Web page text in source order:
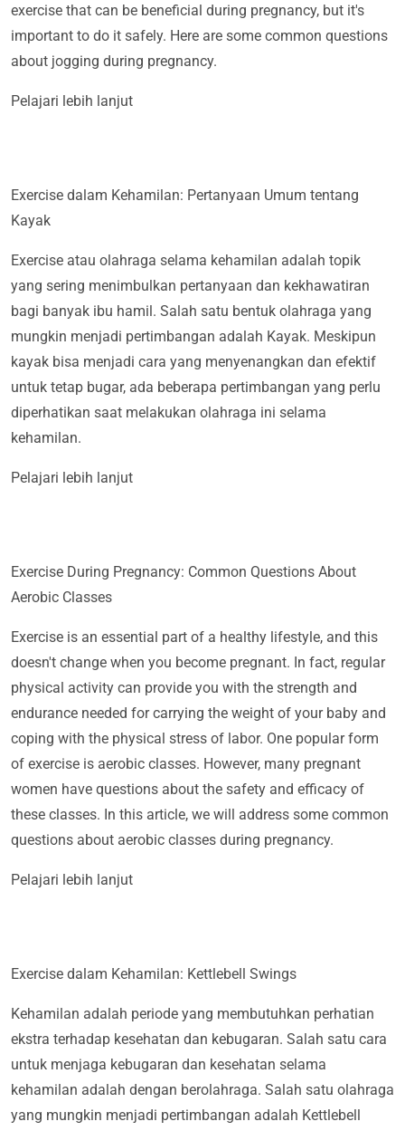
exercise that can be beneficial during pregnancy, but it's
important to do it safely. Here are some common questions
about jogging during pregnancy.
Pelajari lebih lanjut
Exercise dalam Kehamilan: Pertanyaan Umum tentang
Kayak
Exercise atau olahraga selama kehamilan adalah topik
yang sering menimbulkan pertanyaan dan kekhawatiran
bagi banyak ibu hamil. Salah satu bentuk olahraga yang
mungkin menjadi pertimbangan adalah Kayak. Meskipun
kayak bisa menjadi cara yang menyenangkan dan efektif
untuk tetap bugar, ada beberapa pertimbangan yang perlu
diperhatikan saat melakukan olahraga ini selama
kehamilan.
Pelajari lebih lanjut
Exercise During Pregnancy: Common Questions About
Aerobic Classes
Exercise is an essential part of a healthy lifestyle, and this
doesn't change when you become pregnant. In fact, regular
physical activity can provide you with the strength and
endurance needed for carrying the weight of your baby and
coping with the physical stress of labor. One popular form
of exercise is aerobic classes. However, many pregnant
women have questions about the safety and efficacy of
these classes. In this article, we will address some common
questions about aerobic classes during pregnancy.
Pelajari lebih lanjut
Exercise dalam Kehamilan: Kettlebell Swings
Kehamilan adalah periode yang membutuhkan perhatian
ekstra terhadap kesehatan dan kebugaran. Salah satu cara
untuk menjaga kebugaran dan kesehatan selama
kehamilan adalah dengan berolahraga. Salah satu olahraga
yang mungkin menjadi pertimbangan adalah Kettlebell